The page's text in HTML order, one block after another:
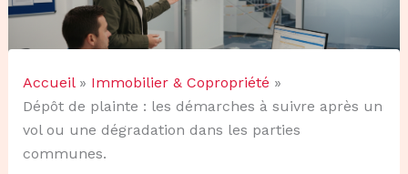
Accueil
Immobilier & Copropriété
Dépôt de plainte : les démarches à suivre après un
vol ou une dégradation dans les parties
communes.